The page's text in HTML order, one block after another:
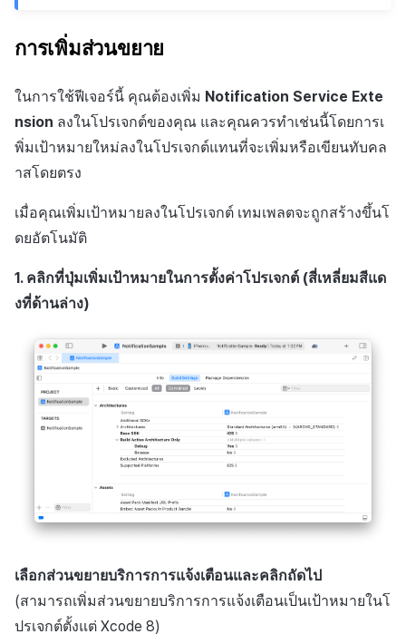
การเพิ่มส่วนขยาย
ในการใช้ฟีเจอร์นี้ คุณต้องเพิ่ม Notification Service Exte
nsion ลงในโปรเจกต์ของคุณ และคุณควรทำเช่นนี้โดยการเ
พิ่มเป้าหมายใหม่ลงในโปรเจกต์แทนที่จะเพิ่มหรือเขียนทับคล
าสโดยตรง
เมื่อคุณเพิ่มเป้าหมายลงในโปรเจกต์ เทมเพลตจะถูกสร้างขึ้นโ
ดยอัตโนมัติ
1. คลิกที่ปุ่มเพิ่มเป้าหมายในการตั้งค่าโปรเจกต์ (สี่เหลี่ยมสีแด
งที่ด้านล่าง)
เลือกส่วนขยายบริการการแจ้งเตือนและคลิกถัดไป
(สามารถเพิ่มส่วนขยายบริการการแจ้งเตือนเป็นเป้าหมายในโ
ปรเจกต์ตั้งแต่ Xcode 8)